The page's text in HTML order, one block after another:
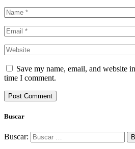
Save my name, email, and website
time I comment.
Buscar
Buscar: